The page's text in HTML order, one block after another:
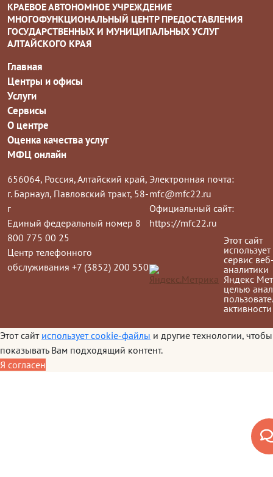
КРАЕВОЕ АВТОНОМНОЕ УЧРЕЖДЕНИЕ
МНОГОФУНКЦИОНАЛЬНЫЙ ЦЕНТР ПРЕДОСТАВЛЕНИЯ
ГОСУДАРСТВЕННЫХ И МУНИЦИПАЛЬНЫХ УСЛУГ
АЛТАЙСКОГО КРАЯ
Главная
Центры и офисы
Услуги
Сервисы
О центре
Оценка качества услуг
МФЦ онлайн
656064, Россия, Алтайский край,
г. Барнаул, Павловский тракт, 58-
г
Единый федеральный номер 8
800 775 00 25
Центр телефонного
обслуживания +7 (3852) 200 550
Электронная почта:
mfc@mfc22.ru
Официальный сайт:
https://mfc22.ru
Этот сайт
использует
сервис
аналитики
Яндекс
целью
активности
Этот сайт использует cookie-файлы и другие технологии, чтобы
показывать Вам подходящий контент.
Я согласен